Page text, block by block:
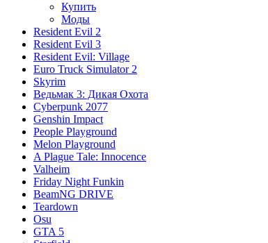
Купить
Моды
Resident Evil 2
Resident Evil 3
Resident Evil: Village
Euro Truck Simulator 2
Skyrim
Ведьмак 3: Дикая Охота
Cyberpunk 2077
Genshin Impact
People Playground
Melon Playground
A Plague Tale: Innocence
Valheim
Friday Night Funkin
BeamNG DRIVE
Teardown
Osu
GTA 5